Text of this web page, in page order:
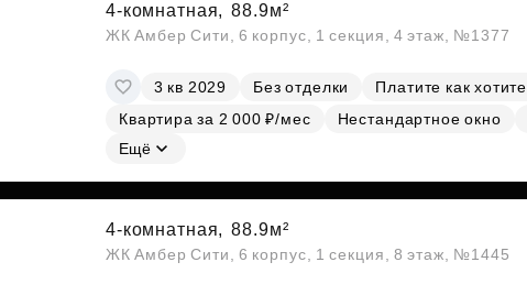
4-комнатная, 88.9м²
ЖК Амбер Сити, 6 корпус, 1 секция, 4 этаж, №1377
3 кв 2029 Без отделки
Платите как хотите
Квартира за 2 000 ₽/мес
Нестандартное окно
Ещё
4-комнатная, 88.9м²
ЖК Амбер Сити, 6 корпус, 1 секция, 8 этаж, №1445